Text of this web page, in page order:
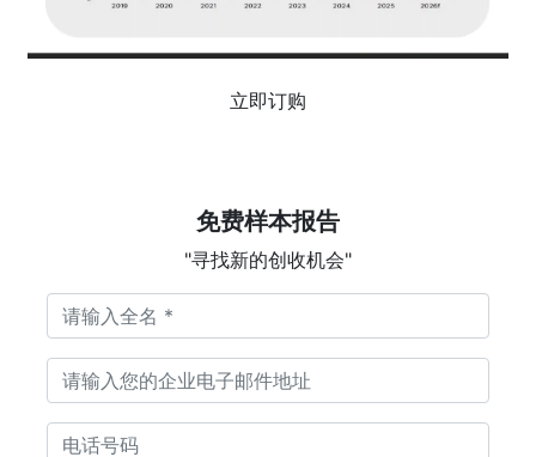
立即订购
免费样本报告
"寻找新的创收机会"